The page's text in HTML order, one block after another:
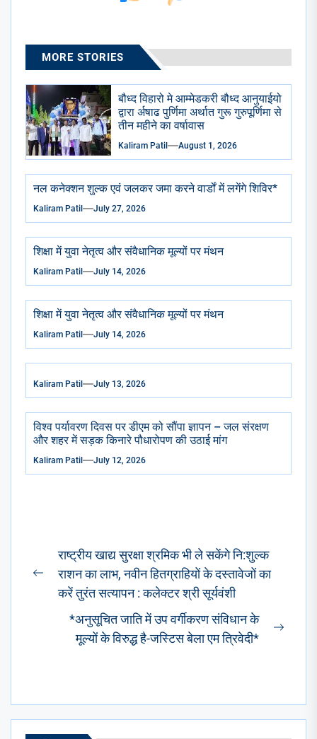
MORE STORIES
बौध्द विहारो मे आम्मेडकरी बौध्द आनुयाईयो
द्वारा र्अषाढ पुर्णिमा अर्थात गुरू गुरुपूर्णिमा से
तीन महीने का वर्षावास
Kaliram Patil August 1, 2026
नल कनेक्शन शुल्क एवं जलकर जमा करने वार्डों में लगेंगे शिविर*
Kaliram Patil July 27, 2026
शिक्षा में युवा नेतृत्व और संवैधानिक मूल्यों पर मंथन
Kaliram Patil July 14, 2026
शिक्षा में युवा नेतृत्व और संवैधानिक मूल्यों पर मंथन
Kaliram Patil July 14, 2026
Kaliram Patil July 13, 2026
विश्व पर्यावरण दिवस पर डीएम को सौंपा ज्ञापन – जल संरक्षण
और शहर में सड़क किनारे पौधारोपण की उठाई मांग
Kaliram Patil July 12, 2026
Post
navigation
Previous
post:
राष्ट्रीय खाद्य सुरक्षा श्रमिक भी ले सकेंगे नि:शुल्क
राशन का लाभ, नवीन हितग्राहियों के दस्तावेजों का
करें तुरंत सत्यापन : कलेक्टर श्री सूर्यवंशी
*अनुसूचित जाति में उप वर्गीकरण संविधान के
मूल्यों के विरुद्ध है-जस्टिस बेला एम त्रिवेदी*